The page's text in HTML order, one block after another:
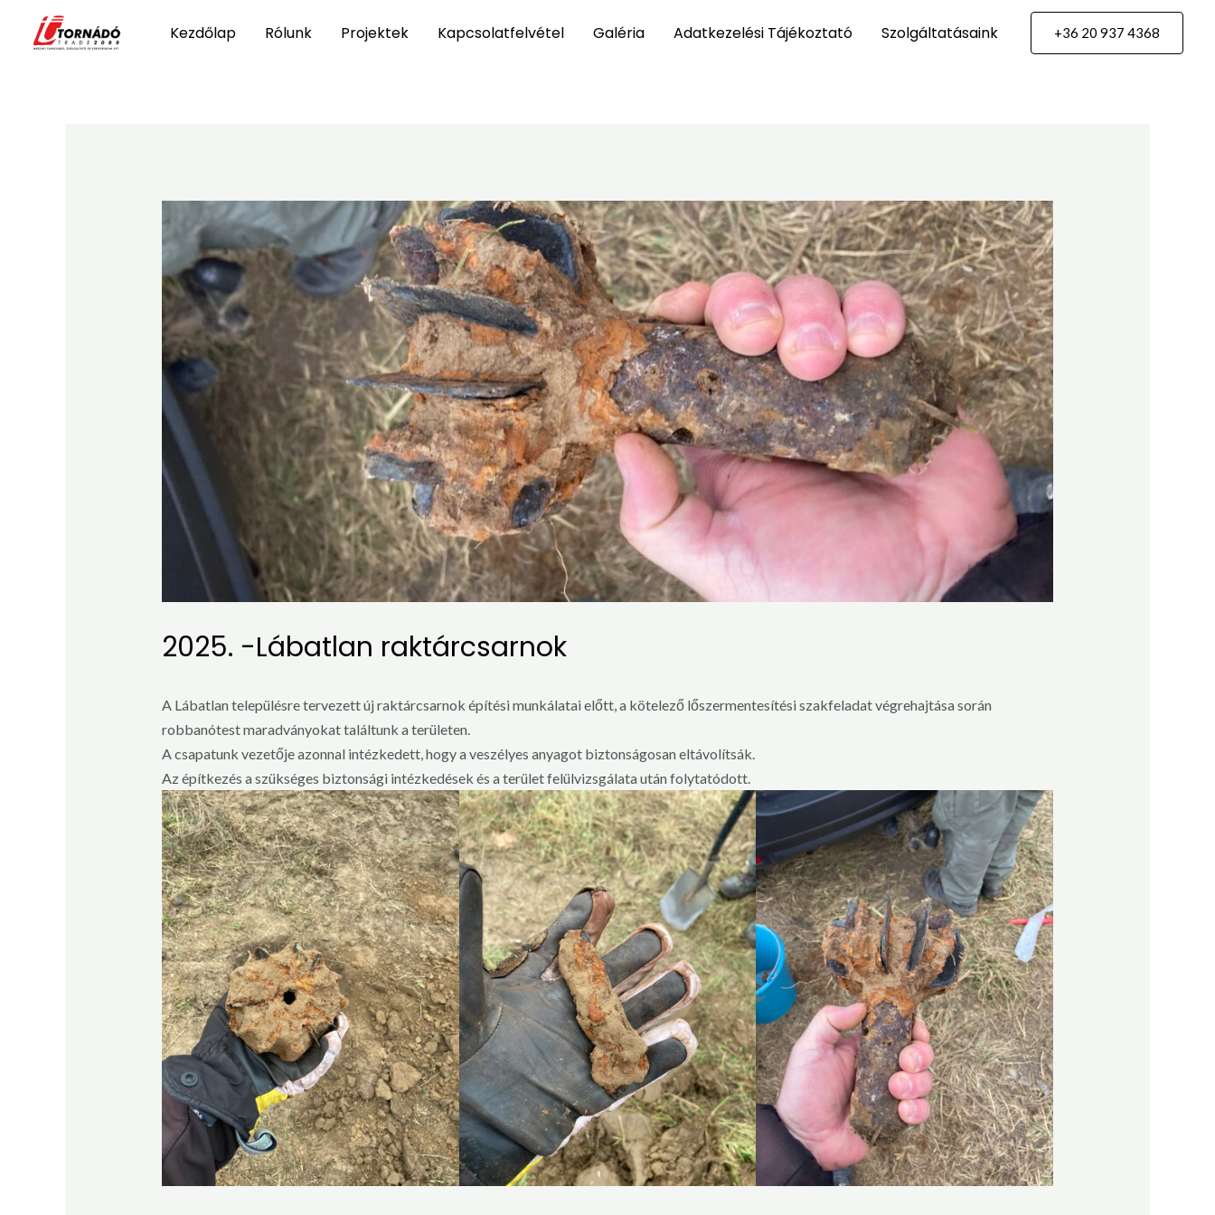
Kezdőlap Rólunk Projektek Kapcsolatfelvétel Galéria Adatkezelési Tájékoztató Szolgáltatásaink +36 20 937 4368
2025. -Lábatlan raktárcsarnok
A Lábatlan településre tervezett új raktárcsarnok építési munkálatai előtt, a kötelező lőszermentesítési szakfeladat végrehajtása során
robbanótest maradványokat találtunk a területen.
A csapatunk vezetője azonnal intézkedett, hogy a veszélyes anyagot biztonságosan eltávolítsák.
Az építkezés a szükséges biztonsági intézkedések és a terület felülvizsgálata után folytatódott.